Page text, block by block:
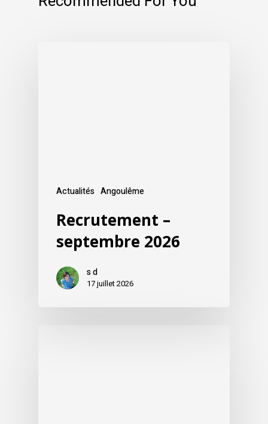
Actualités Angoulême
Recrutement –
septembre 2026
s d
17 juillet 2026